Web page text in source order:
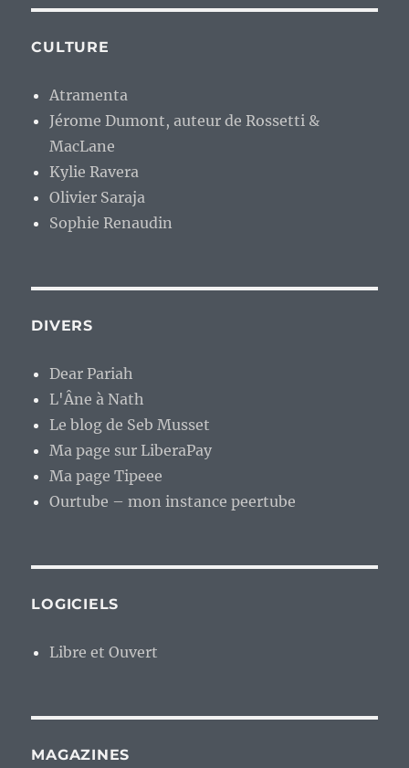
CULTURE
Atramenta
Jérome Dumont, auteur de Rossetti &
MacLane
Kylie Ravera
Olivier Saraja
Sophie Renaudin
DIVERS
Dear Pariah
L'Âne à Nath
Le blog de Seb Musset
Ma page sur LiberaPay
Ma page Tipeee
Ourtube – mon instance peertube
LOGICIELS
Libre et Ouvert
MAGAZINES